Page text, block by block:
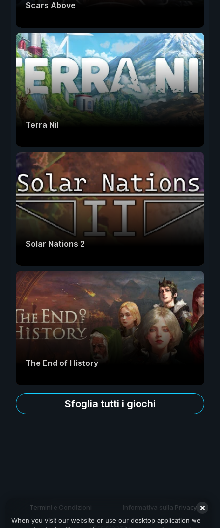
Scars Above
Terra Nil
Solar Nations 2
The End of History
Sfoglia tutti i giochi
Termini e Condizioni Informativa sulla Privacy
When you visit our website or use our desktop application we